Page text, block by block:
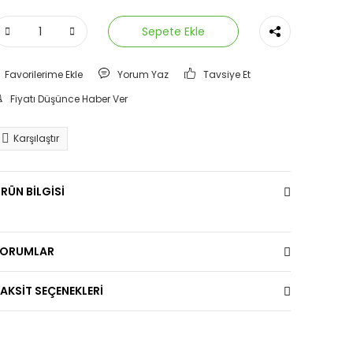
Sepete Ekle
Yorum Yaz
Tavsiye Et
Fiyatı Düşünce Haber Ver
Karşılaştır
BİLGİSİ
SEÇENEKLERİ